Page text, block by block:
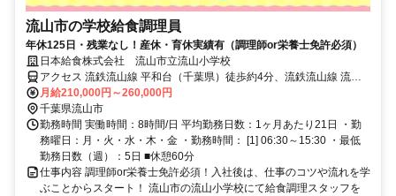
流山市の学校給食調理員
年休125日・残業なし！産休・育休実績有（調理師or栄養士免許必須）
日本給食株式会社 流山市立流山小学校
アクセス 流鉄流山線 平和台（千葉県）徒歩約4分、流鉄流山線 流山
徒歩約4分
月給210,000円～260,000円
千葉県流山市
勤務時間 実働時間：8時間/日 平均勤務日数：1ヶ月あたり21日 ・勤
務曜日：月・火・水・木・金 ・勤務時間： [1] 06:30～15:30 ・最低
勤務日数（週）：5日 ■休憩60分
仕事内容 調理師or栄養士免許必須！入社後は、仕事のコツや流れを学
ぶことからスタート！ 流山市の流山小学校にて給食調理スタッフを